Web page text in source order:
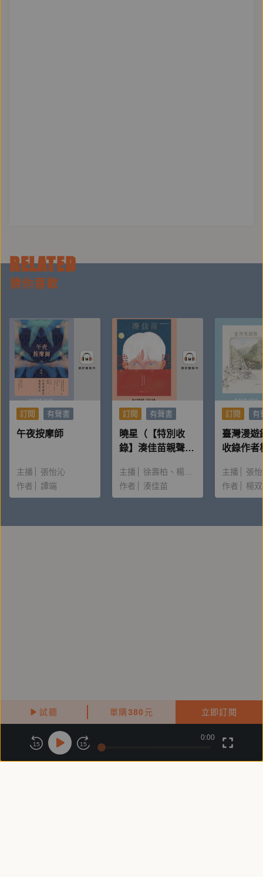
試聽 單購380 元 立即訂閱
RELATED
猜你喜歡
訂閱 有聲書
午夜按摩師
主播
張怡沁
作者
譚端
訂閱 有聲書
曉星（【特別收
錄】湊佳苗親聲朗
主播 徐壽柏
楊雅淳
作者
湊佳苗
訂閱 有
臺灣漫遊
收錄作者
主播
張
作者
楊
關於鏡好聽
商務合作 付費條款 會員條款
15 15
0:00